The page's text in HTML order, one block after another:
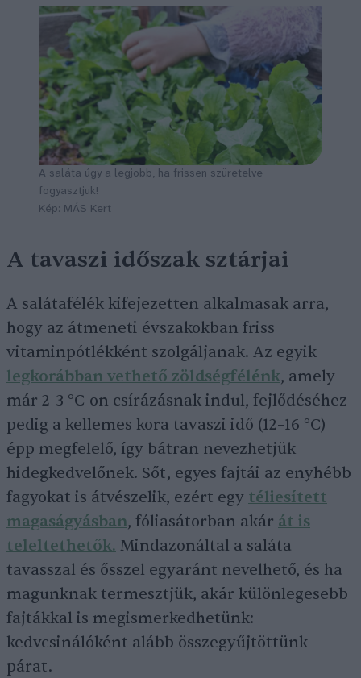
A saláta úgy a legjobb, ha frissen szüretelve
fogyasztjuk!
Kép: MÁS Kert
A tavaszi időszak sztárjai
A salátafélék kifejezetten alkalmasak arra,
hogy az átmeneti évszakokban friss
vitaminpótlékként szolgáljanak. Az egyik
legkorábban vethető zöldségfélénk, amely
már 2–3 °C-on csírázásnak indul, fejlődéséhez
pedig a kellemes kora tavaszi idő (12–16 °C)
épp megfelelő, így bátran nevezhetjük
hidegkedvelőnek. Sőt, egyes fajtái az enyhébb
fagyokat is átvészelik, ezért egy téliesített
magaságyásban, fóliasátorban akár át is
teleltethetők. Mindazonáltal a saláta
tavasszal és ősszel egyaránt nevelhető, és ha
magunknak termesztjük, akár különlegesebb
fajtákkal is megismerkedhetünk:
kedvcsinálóként alább összegyűjtöttünk
párat.